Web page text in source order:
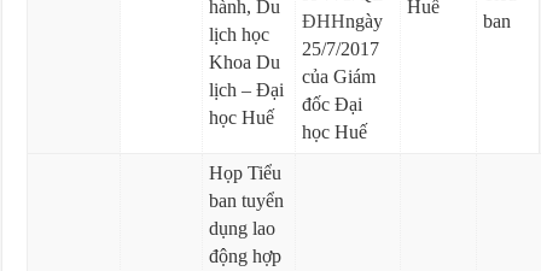
hành, Du
lịch học
Khoa Du
lịch – Đại
học Huế
ĐHHngày
25/7/2017
của Giám
đốc Đại
học Huế
Huế
ban
Họp Tiểu
ban tuyển
dụng lao
động hợp